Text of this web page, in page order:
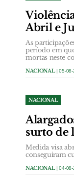
Abril e
As
período em
mortas neste
NACIONAL| 05-08-
NACIONAL
surto de
Medida visa
conseguiram
NACIONAL| 04-08-